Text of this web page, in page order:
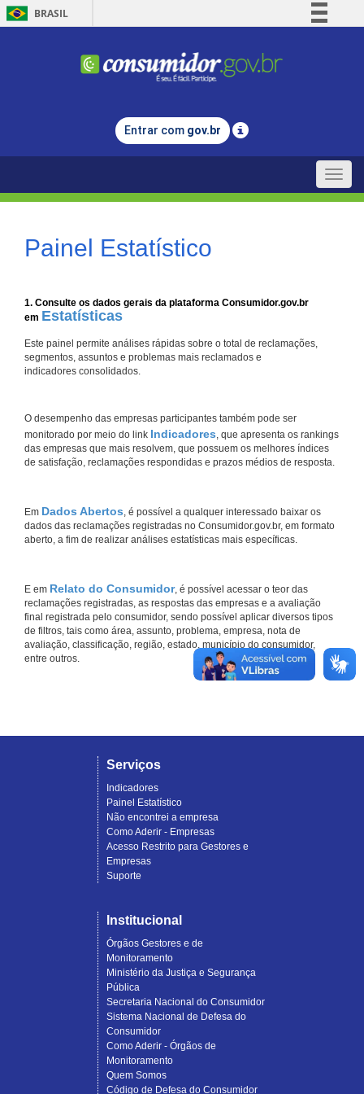
BRASIL
Comunica BR
Legislação
Entrar com gov.br
Toggle
Painel Estatístico
1. Consulte os dados gerais da plataforma Consumidor.gov.br
em Estatísticas
Este painel permite análises rápidas sobre o total de reclamações,
segmentos, assuntos e problemas mais reclamados e
indicadores consolidados.
O desempenho das empresas participantes também pode ser
monitorado por meio do link Indicadores, que apresenta os rankings
das empresas que mais resolvem, que possuem os melhores índices
de satisfação, reclamações respondidas e prazos médios de resposta.
Em Dados Abertos, é possível a qualquer interessado baixar os
dados das reclamações registradas no Consumidor.gov.br, em formato
aberto, a fim de realizar análises estatísticas mais específicas.
E em Relato do Consumidor, é possível acessar o teor das
reclamações registradas, as respostas das empresas e a avaliação
final registrada pelo consumidor, sendo possível aplicar diversos tipos
de filtros, tais como área, assunto, problema, empresa, nota de
avaliação, classificação, região, estado, município do consumidor,
entre outros.
Serviços
Indicadores
Painel Estatístico
Não encontrei a empresa
Como Aderir - Empresas
Acesso Restrito para Gestores e
Empresas
Suporte
Institucional
Órgãos Gestores e de
Monitoramento
Ministério da Justiça e Segurança
Pública
Secretaria Nacional do Consumidor
Sistema Nacional de Defesa do
Consumidor
Como Aderir - Órgãos de
Monitoramento
Quem Somos
Código de Defesa do Consumidor